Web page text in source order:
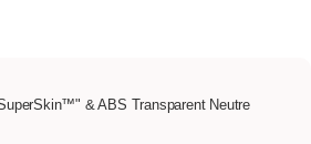
& ABS Transparent Neutre